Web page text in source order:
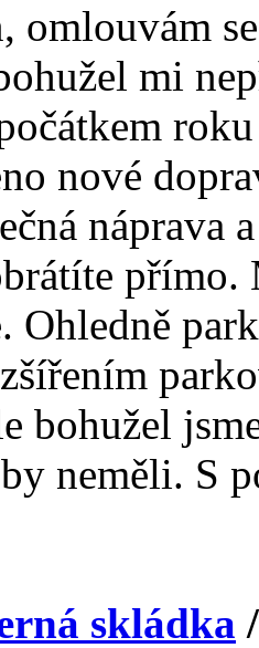
omlouvám
mi
nové
náprava
přímo.
Ohledně
bohužel
neměli. S
skládka